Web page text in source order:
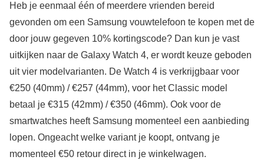
Heb je eenmaal één of meerdere vrienden bereid
gevonden om een Samsung vouwtelefoon te kopen met de
door jouw gegeven 10% kortingscode? Dan kun je vast
uitkijken naar de Galaxy Watch 4, er wordt keuze geboden
uit vier modelvarianten. De Watch 4 is verkrijgbaar voor
€250 (40mm) / €257 (44mm), voor het Classic model
betaal je €315 (42mm) / €350 (46mm). Ook voor de
smartwatches heeft Samsung momenteel een aanbieding
lopen. Ongeacht welke variant je koopt, ontvang je
momenteel €50 retour direct in je winkelwagen.